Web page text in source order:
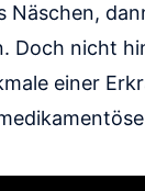
Näschen,
Doch nicht
einer